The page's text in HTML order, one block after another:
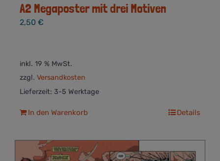
A2 Megaposter mit drei Motiven
2,50 €
inkl. 19 % MwSt.
zzgl. Versandkosten
Lieferzeit: 3-5 Werktage
In den Warenkorb Details